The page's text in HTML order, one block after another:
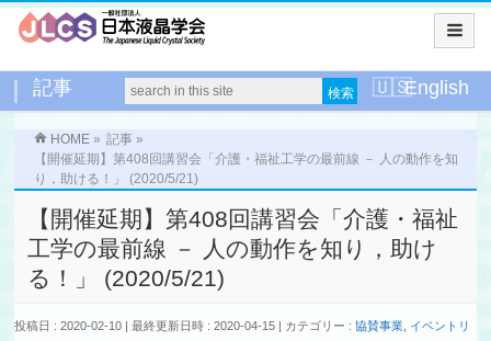
記事 English
HOME » 記事 »
【開催延期】第408回講習会「介護・福祉工学の最前線 － 人の動作を知
り，助ける！」 (2020/5/21)
【開催延期】第408回講習会「介護・福祉
工学の最前線 － 人の動作を知り，助け
る！」 (2020/5/21)
投稿日 : 2020-02-10 最終更新日時 : 2020-04-15 カテゴリー :協賛事業 イベントリ